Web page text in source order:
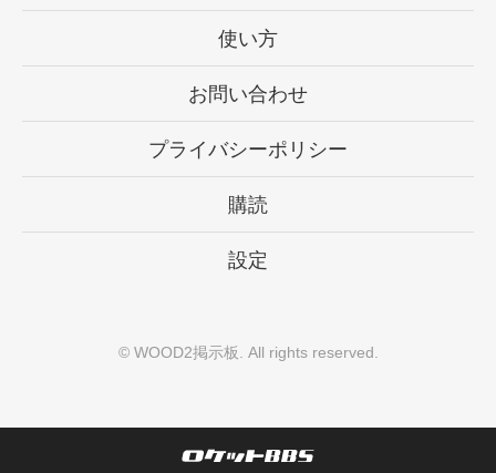
使い方
お問い合わせ
プライバシーポリシー
購読
設定
© WOOD2掲示板 . All rights reserved.